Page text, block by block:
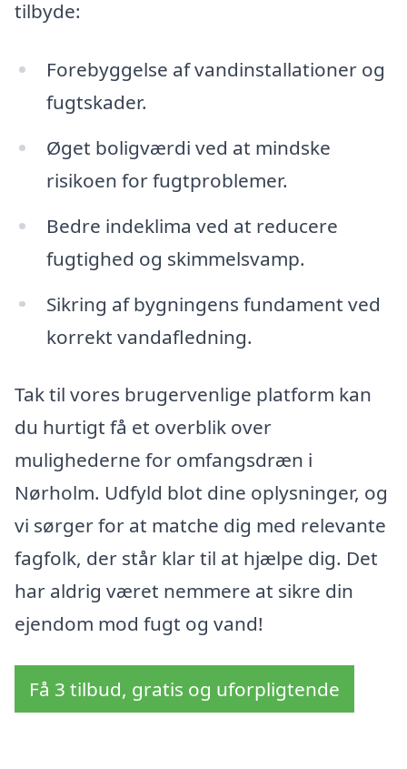
tilbyde:
Forebyggelse af vandinstallationer og
fugtskader.
Øget boligværdi ved at mindske
risikoen for fugtproblemer.
Bedre indeklima ved at reducere
fugtighed og skimmelsvamp.
Sikring af bygningens fundament ved
korrekt vandafledning.
Tak til vores brugervenlige platform kan
du hurtigt få et overblik over
mulighederne for omfangsdræn i
Nørholm. Udfyld blot dine oplysninger, og
vi sørger for at matche dig med relevante
fagfolk, der står klar til at hjælpe dig. Det
har aldrig været nemmere at sikre din
ejendom mod fugt og vand!
Få 3 tilbud, gratis og uforpligtende